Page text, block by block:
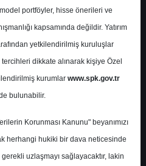
A.Ş.
11.00 ₺
%0.00
Get.
1
08 Ocak 2026
portföyler, hisse önerileri ve
kapsamında değildir. Yatırım
yetkilendirilmiş kuruluşlar
dikkate alınarak kişiye Özel
kurumlar www.spk.gov.tr
bulunabilir.
Korunması Kanunu" beyanımızı
herhangi hukiki bir dava neticesinde
uzlaşmayı sağlayacaktır, lakin